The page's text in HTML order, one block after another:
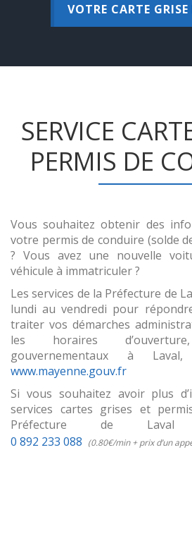
VOTRE CARTE
SERVICE
PERMIS DE
Vous souhaitez obtenir des
votre permis de conduire (solde
? Vous avez une nouvelle
véhicule à immatriculer ?
Les services de la Préfecture de
lundi au vendredi pour
traiter vos démarches
les horaires
gouvernementaux à
www.mayenne.gouv.fr
Si vous souhaitez avoir plus
services cartes grises et
Préfecture de Laval
0 892 233 088 (0.80€/min + prix d’un